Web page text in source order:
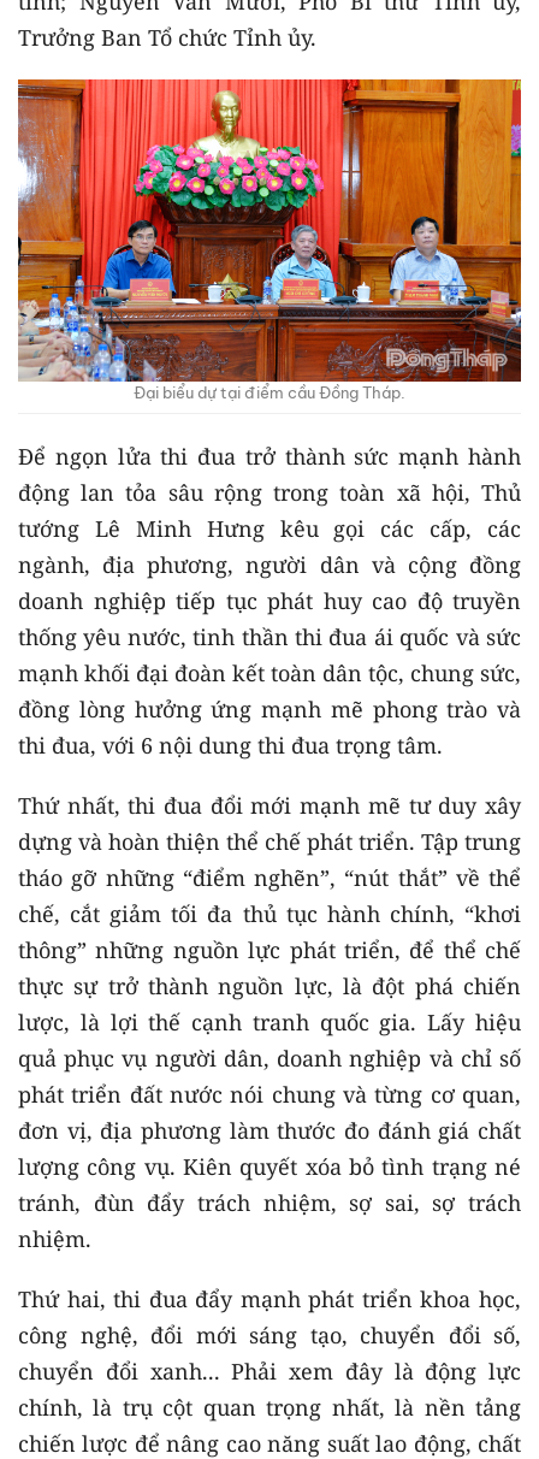
Trưởng Ban Tổ chức Tỉnh ủy.
Đại biểu dự tại điểm cầu Đồng Tháp.
Để ngọn lửa thi đua trở thành sức mạnh hành
động lan tỏa sâu rộng trong toàn xã hội, Thủ
tướng Lê Minh Hưng kêu gọi các cấp, các
ngành, địa phương, người dân và cộng đồng
doanh nghiệp tiếp tục phát huy cao độ truyền
thống yêu nước, tinh thần thi đua ái quốc và sức
mạnh khối đại đoàn kết toàn dân tộc, chung sức,
đồng lòng hưởng ứng mạnh mẽ phong trào và
thi đua, với 6 nội dung thi đua trọng tâm.
Thứ nhất, thi đua đổi mới mạnh mẽ tư duy xây
dựng và hoàn thiện thể chế phát triển. Tập trung
tháo gỡ những “điểm nghẽn”, “nút thắt” về thể
chế, cắt giảm tối đa thủ tục hành chính, “khơi
thông” những nguồn lực phát triển, để thể chế
thực sự trở thành nguồn lực, là đột phá chiến
lược, là lợi thế cạnh tranh quốc gia. Lấy hiệu
quả phục vụ người dân, doanh nghiệp và chỉ số
phát triển đất nước nói chung và từng cơ quan,
đơn vị, địa phương làm thước đo đánh giá chất
lượng công vụ. Kiên quyết xóa bỏ tình trạng né
tránh, đùn đẩy trách nhiệm, sợ sai, sợ trách
nhiệm.
Thứ hai, thi đua đẩy mạnh phát triển khoa học,
công nghệ, đổi mới sáng tạo, chuyển đổi số,
chuyển đổi xanh... Phải xem đây là động lực
chính, là trụ cột quan trọng nhất, là nền tảng
chiến lược để nâng cao năng suất lao động, chất